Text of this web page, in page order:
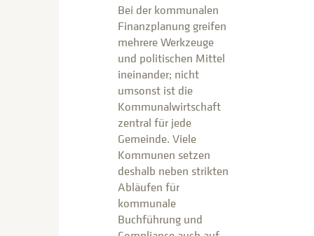
Bei der kommunalen
Finanzplanung greifen
mehrere Werkzeuge
und politischen Mittel
ineinander; nicht
umsonst ist die
Kommunalwirtschaft
zentral für jede
Gemeinde. Viele
Kommunen setzen
deshalb neben strikten
Abläufen für
kommunale
Buchführung und